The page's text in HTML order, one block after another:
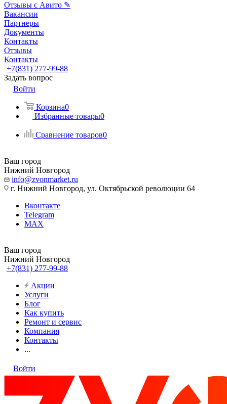
Отзывы с Авито ✎
Вакансии
Партнеры
Документы
Контакты
Отзывы
Контакты
+7(831) 277-99-88
Задать вопрос
Войти
Корзина0
Избранные товары0
Сравнение товаров0
Ваш город
Нижний Новгород
info@zvonmarket.ru
г. Нижний Новгород, ул. Октябрьской революции 64
Вконтакте
Telegram
MAX
Ваш город
Нижний Новгород
+7(831) 277-99-88
Акции
Услуги
Блог
Как купить
Ремонт и сервис
Компания
Контакты
...
Войти